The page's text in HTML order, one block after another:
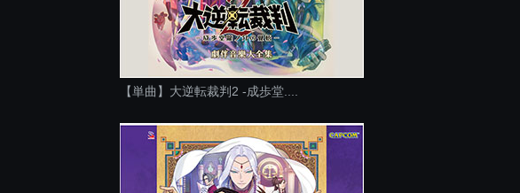
【単曲】大逆転裁判2 -成歩堂....